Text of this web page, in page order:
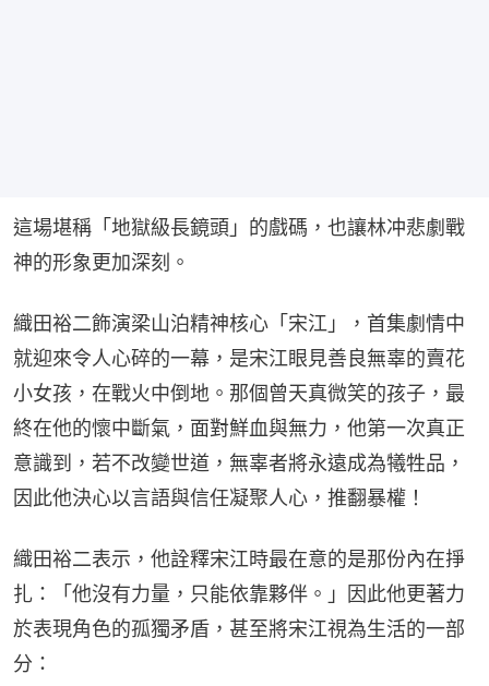
這場堪稱「地獄級長鏡頭」的戲碼，也讓林冲悲劇戰
神的形象更加深刻。
織田裕二飾演梁山泊精神核心「宋江」，首集劇情中
就迎來令人心碎的一幕，是宋江眼見善良無辜的賣花
小女孩，在戰火中倒地。那個曾天真微笑的孩子，最
終在他的懷中斷氣，面對鮮血與無力，他第一次真正
意識到，若不改變世道，無辜者將永遠成為犧牲品，
因此他決心以言語與信任凝聚人心，推翻暴權！
織田裕二表示，他詮釋宋江時最在意的是那份內在掙
扎：「他沒有力量，只能依靠夥伴。」因此他更著力
於表現角色的孤獨矛盾，甚至將宋江視為生活的一部
分：